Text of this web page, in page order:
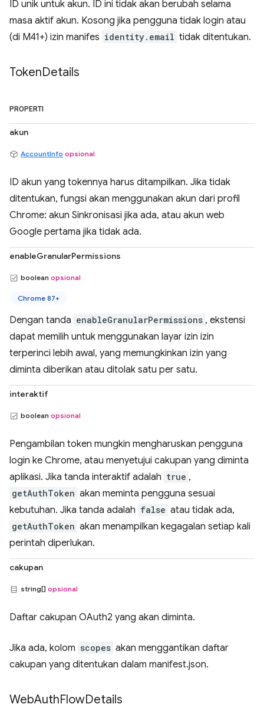
ID unik untuk akun. ID ini tidak akan berubah selama
masa aktif akun. Kosong jika pengguna tidak login atau
(di M41+) izin manifes identity.email tidak ditentukan.
TokenDetails
PROPERTI
akun
AccountInfo opsional
ID akun yang tokennya harus ditampilkan. Jika tidak
ditentukan, fungsi akan menggunakan akun dari profil
Chrome: akun Sinkronisasi jika ada, atau akun web
Google pertama jika tidak ada.
enableGranularPermissions
boolean opsional
Chrome 87+
Dengan tanda enableGranularPermissions , ekstensi
dapat memilih untuk menggunakan layar izin izin
terperinci lebih awal, yang memungkinkan izin yang
diminta diberikan atau ditolak satu per satu.
interaktif
boolean opsional
Pengambilan token mungkin mengharuskan pengguna
login ke Chrome, atau menyetujui cakupan yang diminta
aplikasi. Jika tanda interaktif adalah true ,
getAuthToken akan meminta pengguna sesuai
kebutuhan. Jika tanda adalah false atau tidak ada,
getAuthToken akan menampilkan kegagalan setiap kali
perintah diperlukan.
cakupan
string[] opsional
Daftar cakupan OAuth2 yang akan diminta.
Jika ada, kolom scopes akan menggantikan daftar
cakupan yang ditentukan dalam manifest.json.
WebAuthFlowDetails